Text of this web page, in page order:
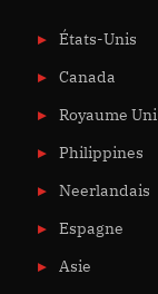
États-Unis
Canada
Royaume Uni
Philippines
Neerlandais
Espagne
Asie